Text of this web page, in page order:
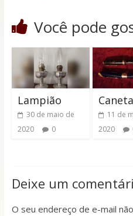
Você pode
Lampião
30 de maio de
2020
0
11 de
2020
Deixe um
O seu endereço de e-mail